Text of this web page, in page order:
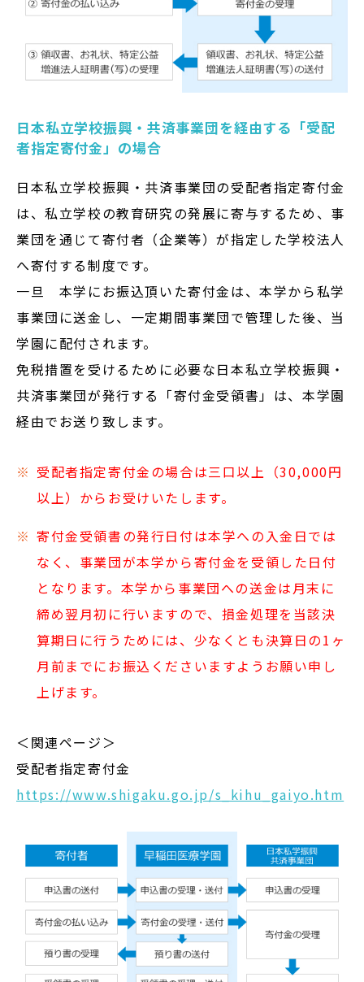
日本私立学校振興・共済事業団を経由する「受配
者指定寄付金」の場合
日本私立学校振興・共済事業団の受配者指定寄付金
は、私立学校の教育研究の発展に寄与するため、事
業団を通じて寄付者（企業等）が指定した学校法人
へ寄付する制度です。
一旦 本学にお振込頂いた寄付金は、本学から私学
事業団に送金し、一定期間事業団で管理した後、当
学園に配付されます。
免税措置を受けるために必要な日本私立学校振興・
共済事業団が発行する「寄付金受領書」は、本学園
経由でお送り致します。
受配者指定寄付金の場合は三口以上（30,000円
以上）からお受けいたします。
寄付金受領書の発行日付は本学への入金日では
なく、事業団が本学から寄付金を受領した日付
となります。本学から事業団への送金は月末に
締め翌月初に行いますので、損金処理を当該決
算期日に行うためには、少なくとも決算日の1ヶ
月前までにお振込くださいますようお願い申し
上げます。
＜関連ページ＞
受配者指定寄付金
https://www.shigaku.go.jp/s_kihu_gaiyo.htm